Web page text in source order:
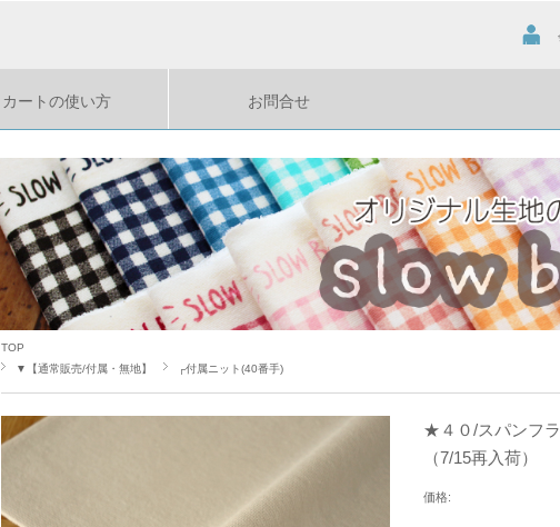
カートの使い方 お問合せ
TOP
▼【通常販売/付属・無地】
┌付属ニット(40番手)
★４０/スパンフ
（7/15再入荷）
価格: